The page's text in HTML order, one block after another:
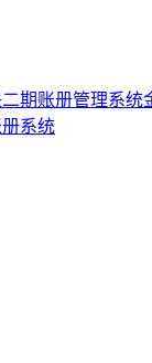
期账册管理系统
系统